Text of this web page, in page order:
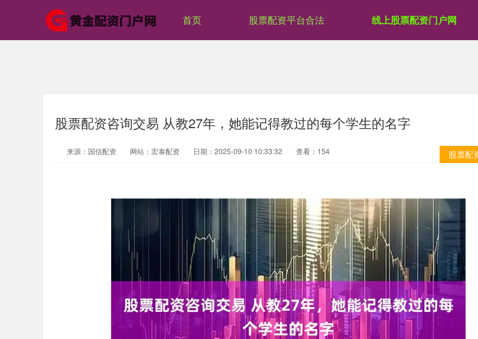
首页 股票配资平台合法 线上股票配资门户网
股票配资咨询交易 从教27年，她能记得教过的每个学生的名字
股票配
来源：国信配资 网站：宏泰配资 日期：2025-09-10 10:33:32 查看：154